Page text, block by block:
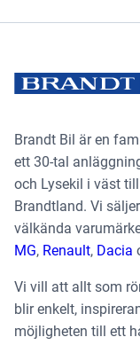
Brandt Bil är en
ett 30-tal
och Lysekil i väst
Brandtland. Vi
välkända
MG, Renault, Dacia
Vi vill att allt som
blir enkelt,
möjligheten till ett